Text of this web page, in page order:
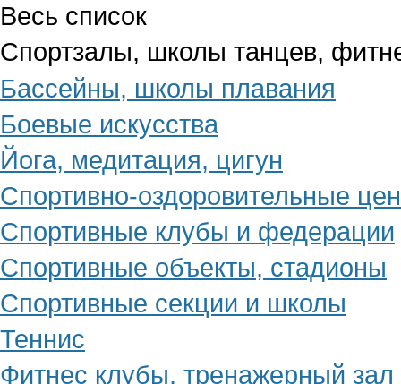
Весь список
Спортзалы, школы танцев,
Бассейны, школы плавания
Боевые искусства
Йога, медитация, цигун
Спортивно-оздоровительные
Спортивные клубы и федерации
Спортивные объекты, стадионы
Спортивные секции и школы
Теннис
Фитнес клубы, тренажерный зал